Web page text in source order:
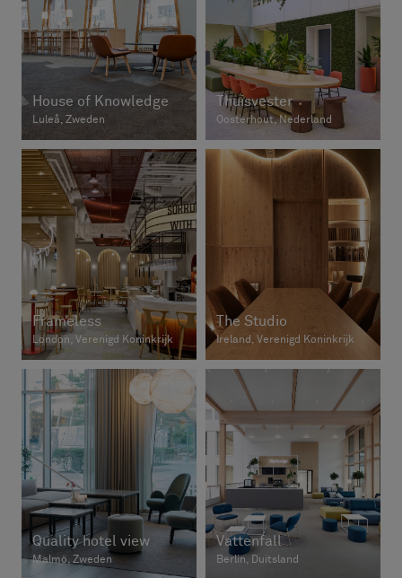
House of Knowledge
Luleå, Zweden
Thuisvester
Oosterhout, Nederland
Frameless
London, Verenigd Koninkrijk
The Studio
Ireland, Verenigd Koninkrijk
Quality hotel view
Malmö, Zweden
Vattenfall
Berlin, Duitsland